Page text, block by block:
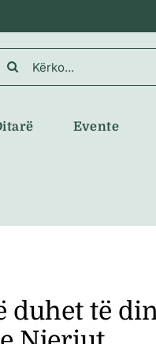
Search
Evente
duhet të